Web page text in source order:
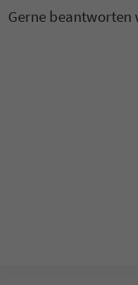
Gerne beantworten